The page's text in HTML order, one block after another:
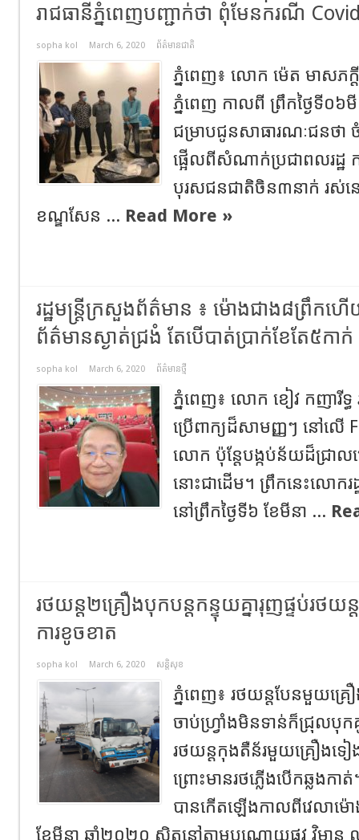
រាជធានីភ្នំពេញបញ្ជាក់ថា ពុំមែនករណី
sopha kol March 6, 2020 ព័ត៌មានជាតិ
ភ្នំពេញ៖ លោក ម៉េត មាសភក្តី
ភ្នំពេញ កាលពី ព្រឹកថ្ងៃទី០៦
ជម្រាបជូនសាធារណៈជនថា
ផ្អើលពីសំណាក់ប្រជាពលរដ្ឋ
បុរសជនជាតិចិន៣នាក់ រស់ន
ខណ្ឌសែន ... Read More »
រដ្ឋមន្ត្រីក្រសួងព័ត៌មាន ៖ ម៉ោងជាង៨ព្រឹក
ព័ត៌មានស្ងាត់ជ្រងំ តែបើបាត់ប្រាក់ខែតែ៥ក
sopha kol March 6, 2020 ព័ត៌មានថ្មី
ភ្នំពេញ៖ លោក ខៀវ កញារីទ្ធ
ប្រើពាក្យដ៏សាមញ្ញៗ នៅលើ
លោក ប៉ុន្តែបង្កប់ន័យដ៏ជ្រាល
នោះជាដើម។ ព្រឹកនេះលោករ
នៅព្រឹកថ្ងៃទី៦ ខែមីនា ...
រថយន្ត២គ្រឿងបុកបន្តកន្ទុយគ្នារុញផ្ទប់រថ
ការខូចខាត
sopha kol March 6, 2020 សន្តិសុខ
ភ្នំពេញ៖ រថយន្តបែនមួយគ្
ចាប់ហ្វ្រាំងមិនទាន់ក៏ជ្រុលបុក
រថយន្តកុងតឺន័រមួយគ្រឿងទ
ព្រោះមានរថភ្លើងបេីកឆ្លងក
បានកេីតឡេីងកាលពីវេលាម៉
ខែមីនា ឆ្នាំ២០២០ ស្ថិតនៅតាមបណ្តោយផ្លូវ វិមាន ឈ្